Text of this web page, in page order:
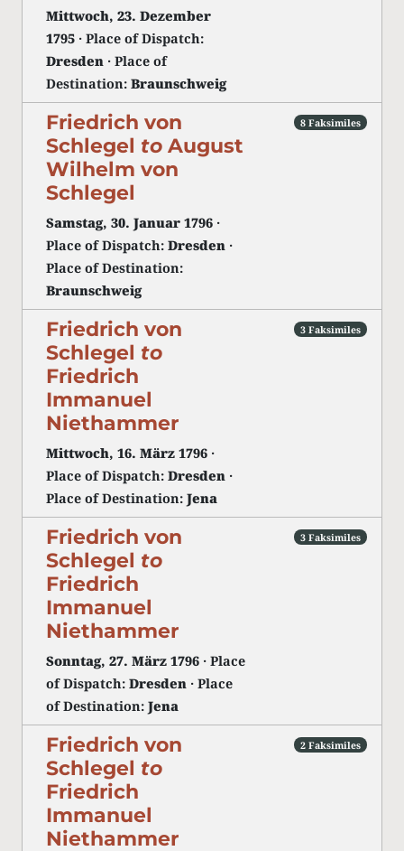
Mittwoch, 23. Dezember
1795 · Place of Dispatch:
Dresden · Place of
Destination: Braunschweig
Friedrich von
Schlegel to August
Wilhelm von
Schlegel
Samstag, 30. Januar 1796 ·
Place of Dispatch: Dresden ·
Place of Destination:
Braunschweig
8 Faksimiles
Friedrich von
Schlegel to
Friedrich
Immanuel
Niethammer
Mittwoch, 16. März 1796 ·
Place of Dispatch: Dresden ·
Place of Destination: Jena
3 Faksimiles
Friedrich von
Schlegel to
Friedrich
Immanuel
Niethammer
Sonntag, 27. März 1796 · Place
of Dispatch: Dresden · Place
of Destination: Jena
3 Faksimiles
Friedrich von
Schlegel to
Friedrich
Immanuel
Niethammer
2 Faksimiles